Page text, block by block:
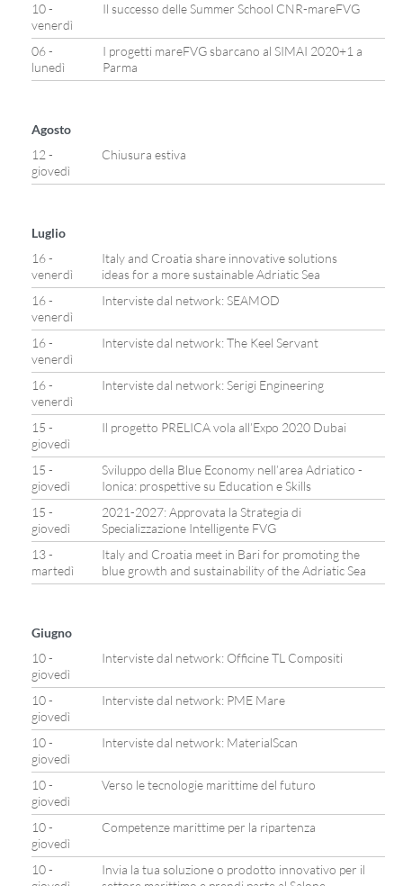
10 -
venerdì
Il successo delle Summer School CNR-mareFVG
06 -
lunedì
I progetti mareFVG sbarcano al SIMAI 2020+1 a
Parma
Agosto
12 -
giovedì
Chiusura estiva
Luglio
16 -
venerdì
Italy and Croatia share innovative solutions
ideas for a more sustainable Adriatic Sea
16 -
venerdì
Interviste dal network: SEAMOD
16 -
venerdì
Interviste dal network: The Keel Servant
16 -
venerdì
Interviste dal network: Serigi Engineering
15 -
giovedì
Il progetto PRELICA vola all’Expo 2020 Dubai
15 -
giovedì
Sviluppo della Blue Economy nell’area Adriatico -
Ionica: prospettive su Education e Skills
15 -
giovedì
2021-2027: Approvata la Strategia di
Specializzazione Intelligente FVG
13 -
martedì
Italy and Croatia meet in Bari for promoting the
blue growth and sustainability of the Adriatic Sea
Giugno
10 -
giovedì
Interviste dal network: Officine TL Compositi
10 -
giovedì
Interviste dal network: PME Mare
10 -
giovedì
Interviste dal network: MaterialScan
10 -
giovedì
Verso le tecnologie marittime del futuro
10 -
giovedì
Competenze marittime per la ripartenza
10 -
Invia la tua soluzione o prodotto innovativo per il